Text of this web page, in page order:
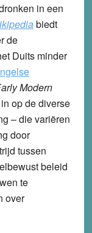
in een
biedt
de
Duits minder
Modern
op de diverse
– die variëren
door
tussen
beleid
te
over